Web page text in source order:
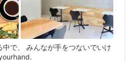
で、 みんなが​手をつないでいけ